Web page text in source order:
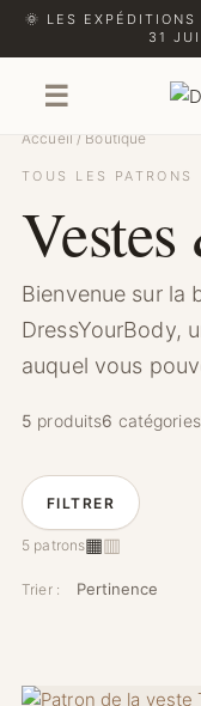
Boutique
🌞 LES EXPÉDITIONS
31
☰
Accueil / Boutique
TOUS LES PATRONS
Bienvenue sur la
DressYourBody,
auquel vous
5 produits6 catégories
FILTRER
5 patrons▦▥
Trier :